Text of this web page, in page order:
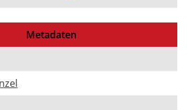
Metadaten